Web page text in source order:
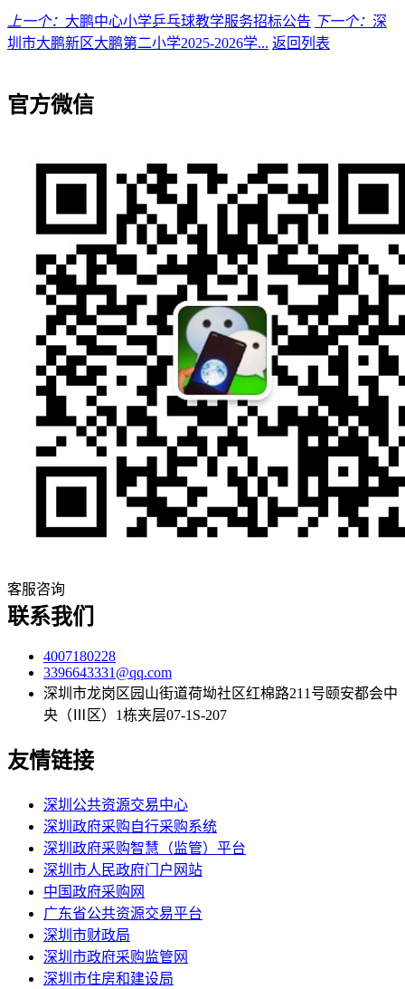
上一个： 大鹏中心小学乒乓球教学服务招标公告 下一个： 深
圳市大鹏新区大鹏第二小学2025-2026学... 返回列表
官方微信
客服咨询
联系我们
4007180228
3396643331@qq.com
深圳市龙岗区园山街道荷坳社区红棉路211号颐安都会中
央（Ⅲ区）1栋夹层07-1S-207
友情链接
深圳公共资源交易中心
深圳政府采购自行采购系统
深圳政府采购智慧（监管）平台
深圳市人民政府门户网站
中国政府采购网
广东省公共资源交易平台
深圳市财政局
深圳市政府采购监管网
深圳市住房和建设局